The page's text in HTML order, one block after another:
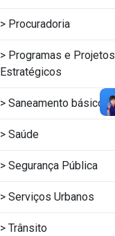
Procuradoria
Programas e Projetos
Estratégicos
Saneamento básico
Saúde
Segurança Pública
Serviços Urbanos
Trânsito